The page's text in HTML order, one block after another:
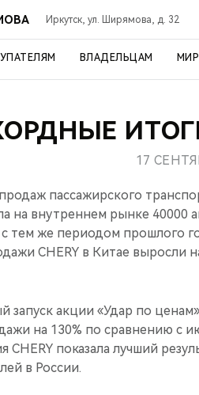
Иркутск, ул. Ширямова, д. 32
ВЛАДЕЛЬЦАМ МИР
17
пассажирского
на внутреннем рынке 40000
тем же периодом прошлого
CHERY в Китае выросли
запуск акции «Удар по
на 130% по сравнению с
CHERY показала лучший
в России.